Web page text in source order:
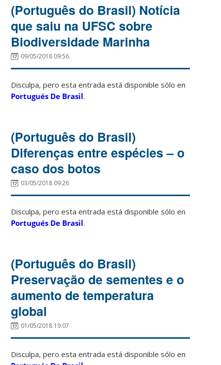
(Português do Brasil) Notícia
que saiu na UFSC sobre
Biodiversidade Marinha
09/05/2018 09:56
Disculpa, pero esta entrada está disponible sólo en
Portugués De Brasil.
(Português do Brasil)
Diferenças entre espécies – o
caso dos botos
03/05/2018 09:26
Disculpa, pero esta entrada está disponible sólo en
Portugués De Brasil.
(Português do Brasil)
Preservação de sementes e o
aumento de temperatura
global
01/05/2018 19:07
Disculpa, pero esta entrada está disponible sólo en